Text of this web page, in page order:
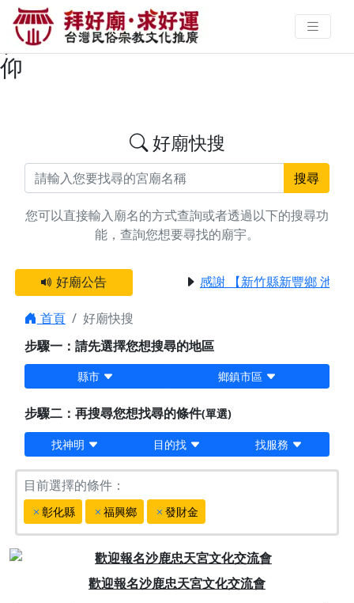
搜尋彰化縣福興鄉發財金廟宇資料
| 拜好廟求好運 找到與您有緣的信
仰
好廟快搜
搜尋
您可以直接輸入廟名的方式查詢或者透過以下的搜尋功
能，查詢您想要尋找的廟宇。
好廟公告 感謝 【新竹縣新豐鄉 池和
首頁
好廟快搜
步驟一：請先選擇您想搜尋的地區
縣市 鄉鎮市區
步驟二：再搜尋您想找尋的條件(單選)
找神明 目的找 找服務
目前選擇的條件：
彰化縣 福興鄉 發財金
歡迎報名沙鹿忠天宮文化交流會